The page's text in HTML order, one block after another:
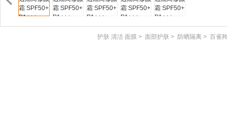
护肤 清洁 面膜 > 面部护肤> 防晒隔离> 百雀